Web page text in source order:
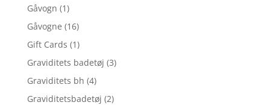
Gåvogn (1)
Gåvogne (16)
Gift Cards (1)
Graviditets badetøj (3)
Graviditets bh (4)
Graviditetsbadetøj (2)